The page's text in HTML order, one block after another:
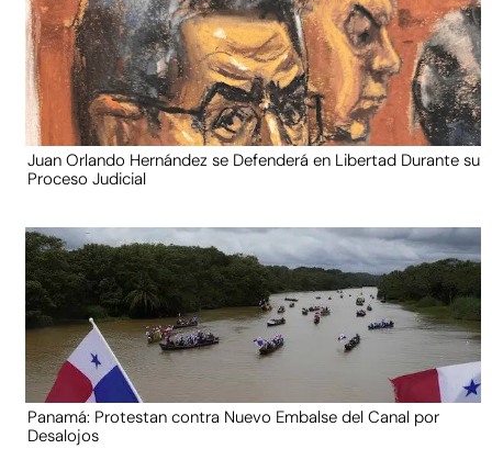
Juan Orlando Hernández se Defenderá en Libertad Durante su
Proceso Judicial
Panamá: Protestan contra Nuevo Embalse del Canal por
Desalojos